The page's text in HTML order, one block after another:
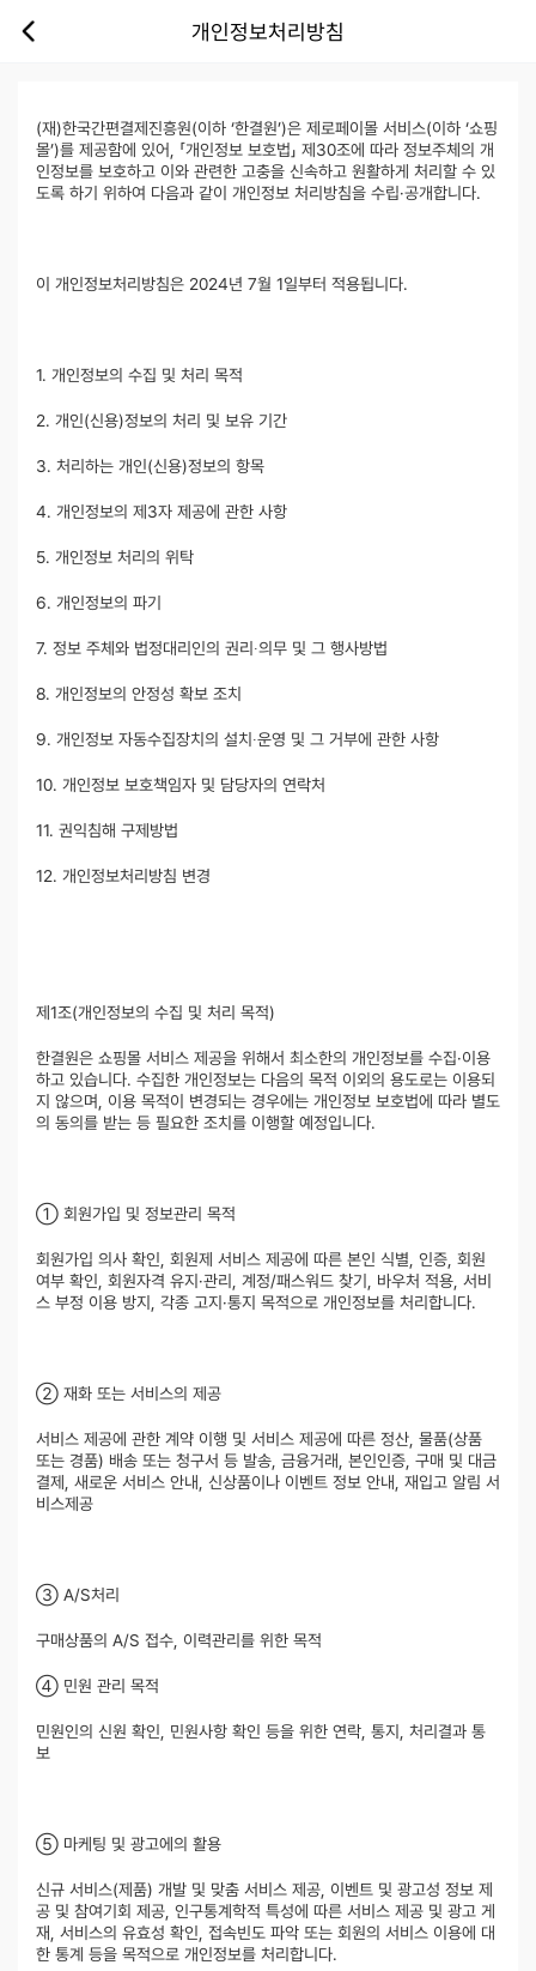
개인정보처리방침
(재)한국간편결제진흥원(이하 ‘한결원’)은 제로페이몰 서비스(이하 ‘쇼핑
몰’)를 제공함에 있어, 「개인정보 보호법」 제30조에 따라 정보주체의 개
인정보를 보호하고 이와 관련한 고충을 신속하고 원활하게 처리할 수 있
도록 하기 위하여 다음과 같이 개인정보 처리방침을 수립·공개합니다.
이 개인정보처리방침은 2024년 7월 1일부터 적용됩니다.
1. 개인정보의 수집 및 처리 목적
2. 개인(신용)정보의 처리 및 보유 기간
3. 처리하는 개인(신용)정보의 항목
4. 개인정보의 제3자 제공에 관한 사항
5. 개인정보 처리의 위탁
6. 개인정보의 파기
7. 정보 주체와 법정대리인의 권리∙의무 및 그 행사방법
8. 개인정보의 안정성 확보 조치
9. 개인정보 자동수집장치의 설치∙운영 및 그 거부에 관한 사항
10. 개인정보 보호책임자 및 담당자의 연락처
11. 권익침해 구제방법
12. 개인정보처리방침 변경
제1조(개인정보의 수집 및 처리 목적)
한결원은 쇼핑몰 서비스 제공을 위해서 최소한의 개인정보를 수집·이용
하고 있습니다. 수집한 개인정보는 다음의 목적 이외의 용도로는 이용되
지 않으며, 이용 목적이 변경되는 경우에는 개인정보 보호법에 따라 별도
의 동의를 받는 등 필요한 조치를 이행할 예정입니다.
① 회원가입 및 정보관리 목적
회원가입 의사 확인, 회원제 서비스 제공에 따른 본인 식별, 인증, 회원
여부 확인, 회원자격 유지·관리, 계정/패스워드 찾기, 바우처 적용, 서비
스 부정 이용 방지, 각종 고지·통지 목적으로 개인정보를 처리합니다.
② 재화 또는 서비스의 제공
서비스 제공에 관한 계약 이행 및 서비스 제공에 따른 정산, 물품(상품
또는 경품) 배송 또는 청구서 등 발송, 금융거래, 본인인증, 구매 및 대금
결제, 새로운 서비스 안내, 신상품이나 이벤트 정보 안내, 재입고 알림 서
비스제공
③ A/S처리
구매상품의 A/S 접수, 이력관리를 위한 목적
④ 민원 관리 목적
민원인의 신원 확인, 민원사항 확인 등을 위한 연락, 통지, 처리결과 통
보
⑤ 마케팅 및 광고에의 활용
신규 서비스(제품) 개발 및 맞춤 서비스 제공, 이벤트 및 광고성 정보 제
공 및 참여기회 제공, 인구통계학적 특성에 따른 서비스 제공 및 광고 게
재, 서비스의 유효성 확인, 접속빈도 파악 또는 회원의 서비스 이용에 대
한 통계 등을 목적으로 개인정보를 처리합니다.